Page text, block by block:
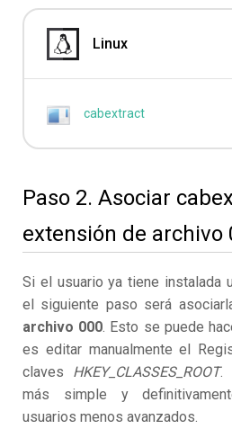
Linux
cabextract
Paso 2. Asociar
extensión de archivo
Si el usuario ya tiene instalada
el siguiente paso será
archivo 000. Esto se puede
es editar manualmente el
claves HKEY_CLASSES_ROOT.
más simple y
usuarios menos avanzados.